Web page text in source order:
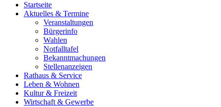
Startseite
Aktuelles & Termine
Veranstaltungen
Bürgerinfo
Wahlen
Notfalltafel
Bekanntmachungen
Stellenanzeigen
Rathaus & Service
Leben & Wohnen
Kultur & Freizeit
Wirtschaft & Gewerbe